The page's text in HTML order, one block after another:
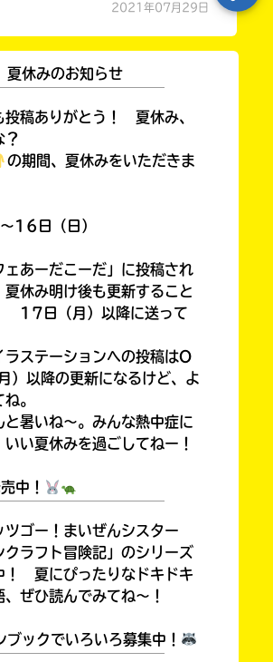
2021年07月29日
夏休みのお知らせ
投稿ありがとう！ 夏休み、
？
の期間、夏休みをいただきま
16日（日）
ェあーだこーだ」に投稿され
夏休み明け後も更新すること
17日（月）以降に送って
ラステーションへの投稿はO
以降の更新になるけど、よ
。
と暑いね～。みんな熱中症に
い夏休みを過ごしてねー！
中！
ツゴー！まいぜんシスター
クラフト冒険記」のシリーズ
！ 夏にぴったりなドキドキ
ぜひ読んでみてね～！
ブックでいろいろ募集中！